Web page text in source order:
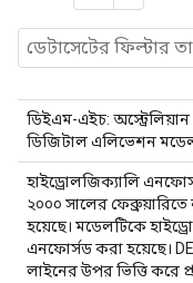
ডিইএম-এইচ:
ডিজিটাল এলিভেশন
হাইড্রোলজিক্যালি
২০০০ সালের
হয়েছে। মডেলটিকে
এনফোর্সড করা হয়েছে।
লাইনের উপর ভিত্তি করে